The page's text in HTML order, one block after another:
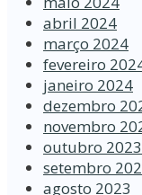
abril 2024
março 2024
fevereiro
janeiro 2024
dezembro
novembro
outubro 2023
setembro
agosto 2023